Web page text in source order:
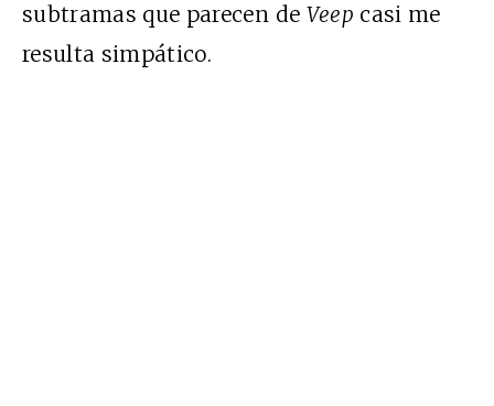
subtramas que parecen de Veep casi me
resulta simpático.